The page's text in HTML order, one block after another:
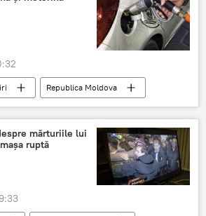
Republica Moldova
ANRE
mărturiile lui
ruptă